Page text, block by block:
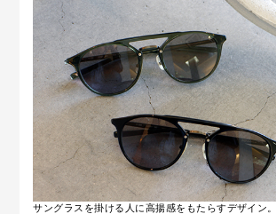
サングラスを掛ける人に高揚感をもたらすデザイン。